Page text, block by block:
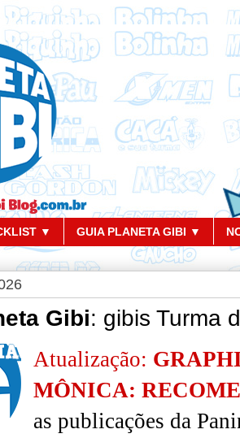
▼ GUIA PLANETA GIBI ▼
Gibi: gibis Turma
Atualização:
MÔNICA:
as publicações da